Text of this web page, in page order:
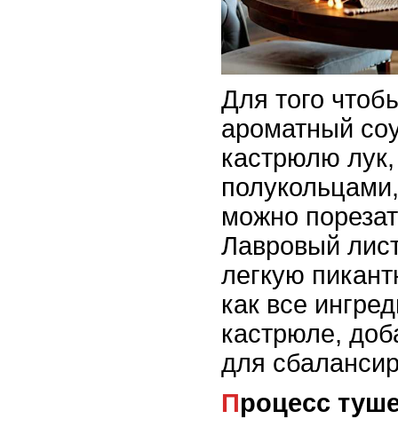
Для того
ароматный
кастрюлю
можно
Лавровый
легкую
как все
кастрюле,
для
Процесс